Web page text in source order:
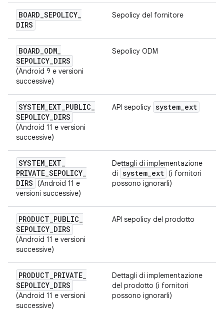
BOARD_SEPOLICY_
DIRS
Sepolicy del fornitore
BOARD_ODM_
SEPOLICY_DIRS
(Android 9 e versioni
successive)
Sepolicy ODM
SYSTEM_EXT_PUBLIC_
SEPOLICY_DIRS
(Android 11 e versioni
successive)
API sepolicy system_ext
SYSTEM_EXT_
PRIVATE_SEPOLICY_
DIRS (Android 11 e
versioni successive)
Dettagli di implementazione
di system_ext (i fornitori
possono ignorarli)
PRODUCT_PUBLIC_
SEPOLICY_DIRS
(Android 11 e versioni
successive)
API sepolicy del prodotto
PRODUCT_PRIVATE_
SEPOLICY_DIRS
(Android 11 e versioni
successive)
Dettagli di implementazione
del prodotto (i fornitori
possono ignorarli)